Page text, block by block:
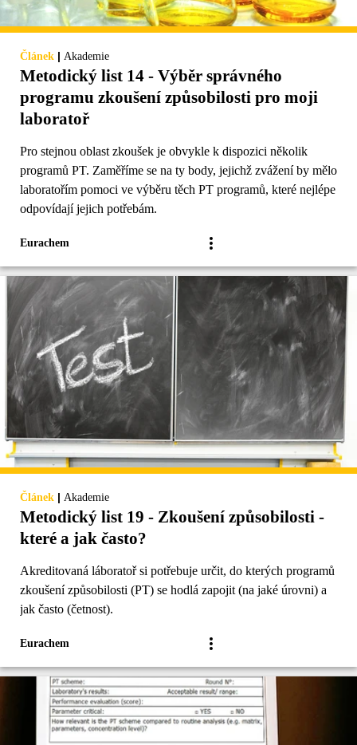
Článek | Akademie
Metodický list 14 - Výběr správného
programu zkoušení způsobilosti pro moji
laboratoř
Pro stejnou oblast zkoušek je obvykle k dispozici několik
programů PT. Zaměříme se na ty body, jejichž zvážení by mělo
laboratořím pomoci ve výběru těch PT programů, které nejlépe
odpovídají jejich potřebám.
Eurachem
Článek | Akademie
Metodický list 19 - Zkoušení způsobilosti -
které a jak často?
Akreditovaná láboratoř si potřebuje určit, do kterých programů
zkoušení způsobilosti (PT) se hodlá zapojit (na jaké úrovni) a
jak často (četnost).
Eurachem